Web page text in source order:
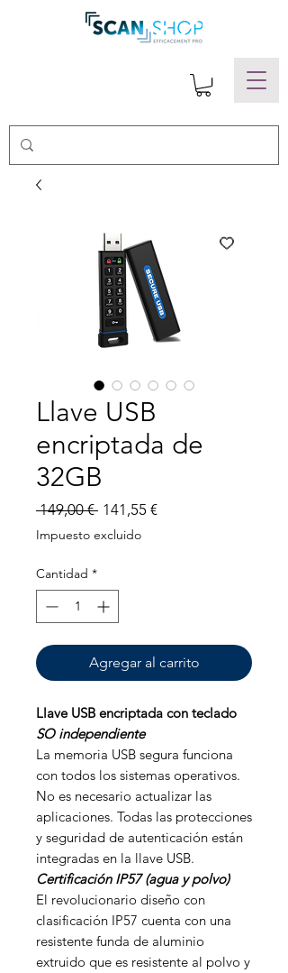
Llave USB
encriptada de
32GB
149,00 € Precio
141,55 €Precio
Impuesto excluido
Cantidad *
Agregar al carrito
Llave USB encriptada con teclado
SO independiente
La memoria USB segura funciona
con todos los sistemas operativos.
No es necesario actualizar las
aplicaciones. Todas las protecciones
y seguridad de autenticación están
integradas en la llave USB.
Certificación IP57 (agua y polvo)
El revolucionario diseño con
clasificación IP57 cuenta con una
resistente funda de aluminio
extruido que es resistente al polvo y